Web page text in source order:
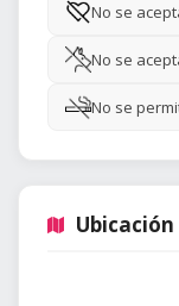
No se
No se
No se
Ubicación